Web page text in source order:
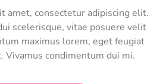
amet, consectetur adipiscing elit.
scelerisque, vitae posuere velit
maximus lorem, eget feugiat
Vivamus condimentum dui mi.